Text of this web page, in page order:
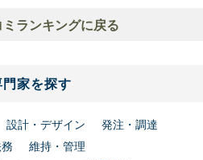
ランキングに戻る
家を探す
設計・デザイン
発注・調達
維持・管理